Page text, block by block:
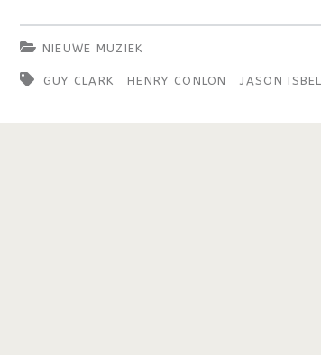
NIEUWE MUZIEK
GUY CLARK HENRY CONLON JASON